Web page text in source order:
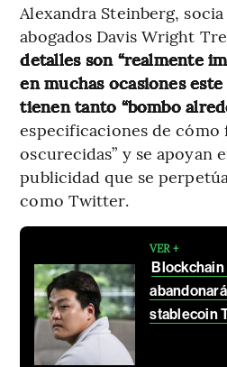
Alexandra Steinberg,
abogados Davis Wright
detalles son “realmente
en muchas ocasiones
tienen tanto “bombo
especificaciones de cómo
oscurecidas” y se apoyan
publicidad que se
como Twitter.
VER +
stablecoin